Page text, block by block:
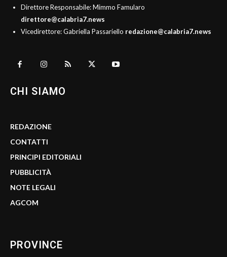
Direttore Responsabile: Mimmo Famularo
direttore@calabria7.news
Vicedirettore: Gabriella Passariello redazione@calabria7.news
CHI SIAMO
REDAZIONE
CONTATTI
PRINCIPI EDITORIALI
PUBBLICITÀ
NOTE LEGALI
AGCOM
PROVINCE